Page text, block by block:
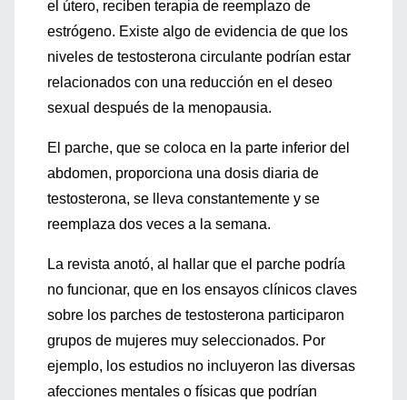
el útero, reciben terapia de reemplazo de
estrógeno. Existe algo de evidencia de que los
niveles de testosterona circulante podrían estar
relacionados con una reducción en el deseo
sexual después de la menopausia.
El parche, que se coloca en la parte inferior del
abdomen, proporciona una dosis diaria de
testosterona, se lleva constantemente y se
reemplaza dos veces a la semana.
La revista anotó, al hallar que el parche podría
no funcionar, que en los ensayos clínicos claves
sobre los parches de testosterona participaron
grupos de mujeres muy seleccionados. Por
ejemplo, los estudios no incluyeron las diversas
afecciones mentales o físicas que podrían